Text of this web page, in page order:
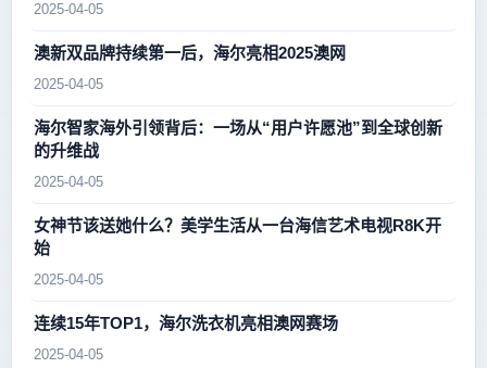
2025-04-05
澳新双品牌持续第一后，海尔亮相2025澳网
2025-04-05
海尔智家海外引领背后：一场从“用户许愿池”到全球创新
的升维战
2025-04-05
女神节该送她什么？美学生活从一台海信艺术电视R8K开
始
2025-04-05
连续15年TOP1，海尔洗衣机亮相澳网赛场
2025-04-05